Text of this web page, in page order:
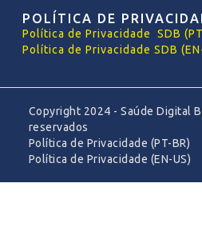
POLÍTICA DE
Política de Privacidade SDB
Política de Privacidade SDB
Copyright 2024 - Saúde Digital
reservados
Política de Privacidade (PT-BR)
Política de Privacidade (EN-US)